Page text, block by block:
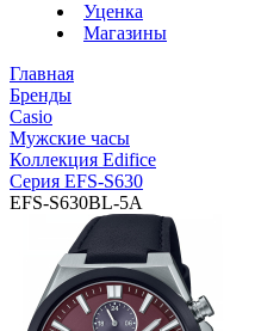
Уценка
Магазины
Главная
Бренды
Casio
Мужские часы
Коллекция Edifice
Серия EFS-S630
EFS-S630BL-5A